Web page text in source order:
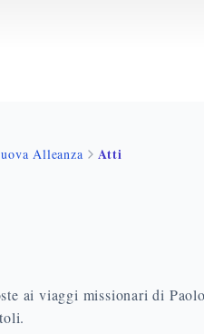
Alleanza Atti
ai viaggi missionari di